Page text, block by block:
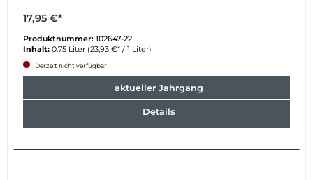
17,95 €*
Produktnummer: 102647-22
Inhalt: 0.75 Liter (23,93 €* / 1 Liter)
Derzeit nicht verfügbar
aktueller Jahrgang
Details